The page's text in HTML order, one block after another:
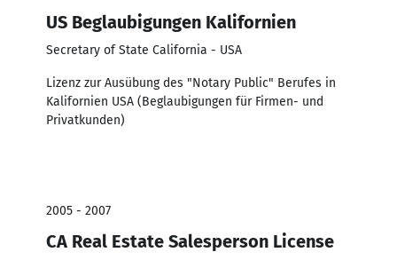
US Beglaubigungen Kalifornien
Secretary of State California - USA
Lizenz zur Ausübung des "Notary Public" Berufes in
Kalifornien USA (Beglaubigungen für Firmen- und
Privatkunden)
2005 - 2007
CA Real Estate Salesperson License